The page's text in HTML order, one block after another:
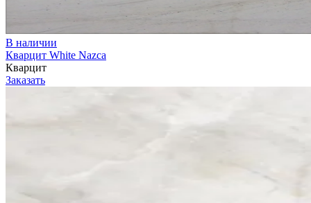
В наличии
Кварцит White Nazca
Кварцит
Заказать